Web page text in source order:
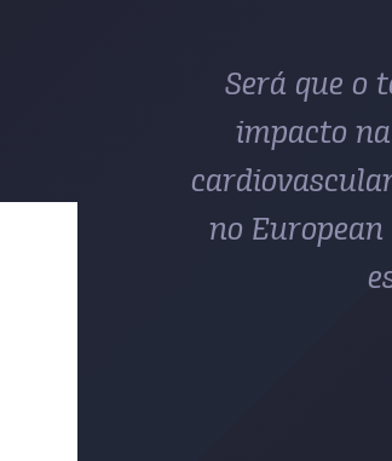
Será que o
impacto
no